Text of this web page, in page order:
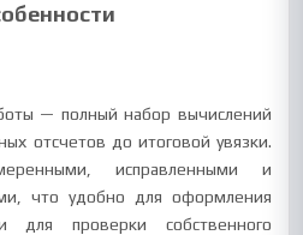
— полный набор вычислений
отсчетов до итоговой увязки.
исправленными и
что удобно для оформления
для проверки собственного